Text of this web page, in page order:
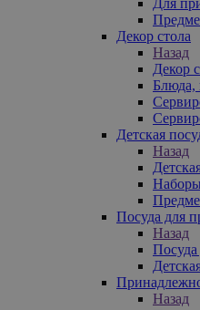
Декор стола
Назад
Декор
Блюда,
Детская
Назад
Посуда для
Назад
Посуда
Назад